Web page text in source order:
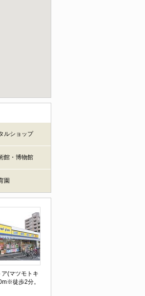
ルショップ
館・博物館
園
ア(マツモトキ
徒歩2分。